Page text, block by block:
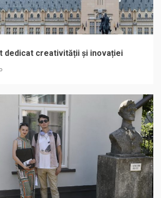
dedicat creativității și inovației